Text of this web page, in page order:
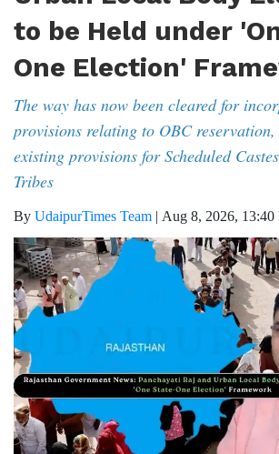
to be Held under
One Election'
The way has now been cleared for
provisions relating to OBC
existing provisions for Scheduled
Tribes
By UdaipurTimes Team | Aug 8, 2026, 13:40